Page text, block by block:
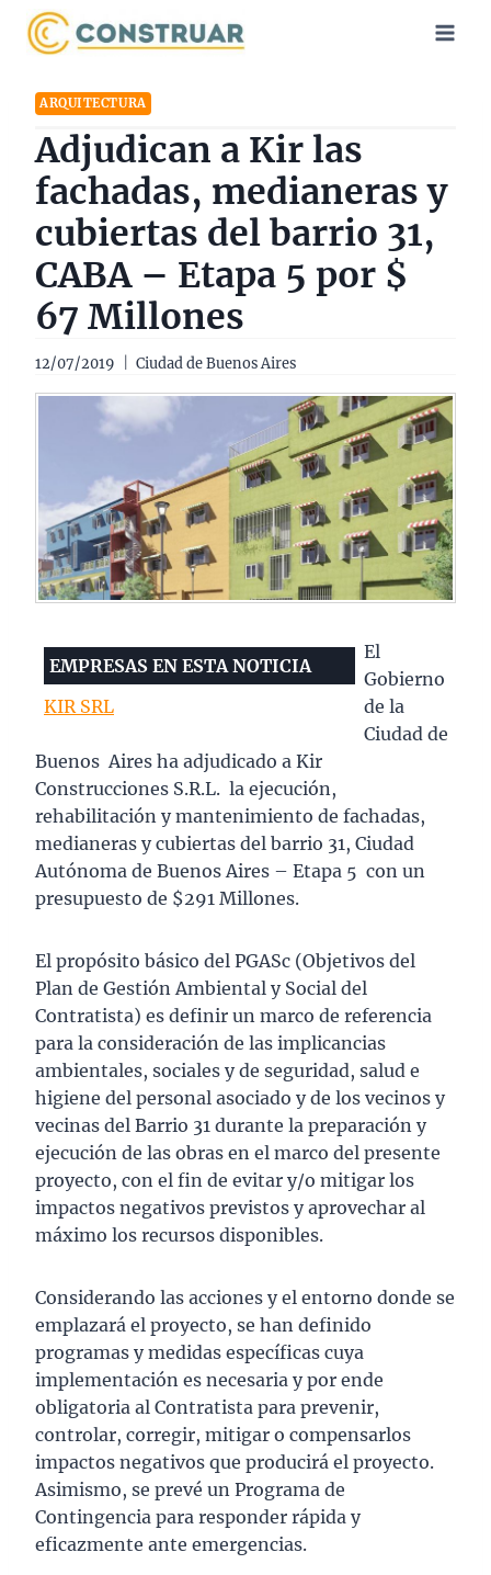
Saltar
ARQUITECTURA
Adjudican a Kir las
fachadas, medianeras y
cubiertas del barrio 31,
CABA – Etapa 5 por $
67 Millones
12/07/2019 Ciudad de Buenos Aires
EMPRESAS EN ESTA NOTICIA
KIR SRL
El
Gobierno
de la
Ciudad de
Buenos Aires ha adjudicado a Kir
Construcciones S.R.L. la ejecución,
rehabilitación y mantenimiento de fachadas,
medianeras y cubiertas del barrio 31, Ciudad
Autónoma de Buenos Aires – Etapa 5 con un
presupuesto de $291 Millones.
El propósito básico del PGASc (Objetivos del
Plan de Gestión Ambiental y Social del
Contratista) es definir un marco de referencia
para la consideración de las implicancias
ambientales, sociales y de seguridad, salud e
higiene del personal asociado y de los vecinos y
vecinas del Barrio 31 durante la preparación y
ejecución de las obras en el marco del presente
proyecto, con el fin de evitar y/o mitigar los
impactos negativos previstos y aprovechar al
máximo los recursos disponibles.
Considerando las acciones y el entorno donde se
emplazará el proyecto, se han definido
programas y medidas específicas cuya
implementación es necesaria y por ende
obligatoria al Contratista para prevenir,
controlar, corregir, mitigar o compensarlos
impactos negativos que producirá el proyecto.
Asimismo, se prevé un Programa de
Contingencia para responder rápida y
eficazmente ante emergencias.